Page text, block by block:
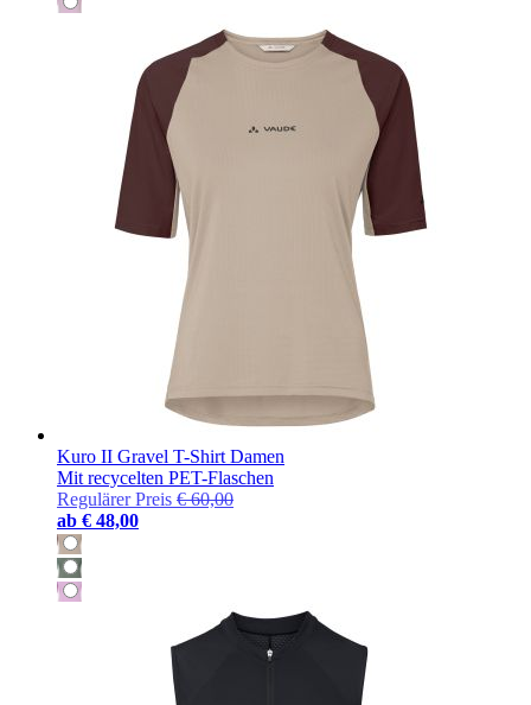
Kuro II Gravel T-Shirt Damen
Mit recycelten PET-Flaschen
Regulärer Preis € 60,00
ab € 48,00